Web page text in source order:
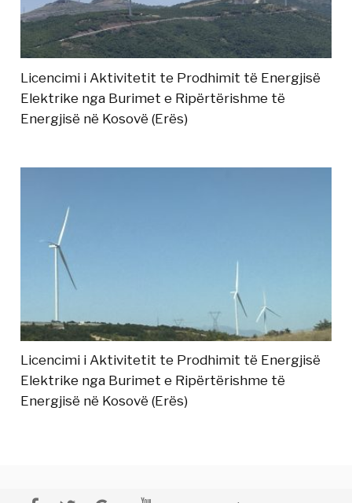
Licencimi i Aktivitetit te Prodhimit të Energjisë
Elektrike nga Burimet e Ripërtërishme të
Energjisë në Kosovë (Erës)
Licencimi i Aktivitetit te Prodhimit të Energjisë
Elektrike nga Burimet e Ripërtërishme të
Energjisë në Kosovë (Erës)